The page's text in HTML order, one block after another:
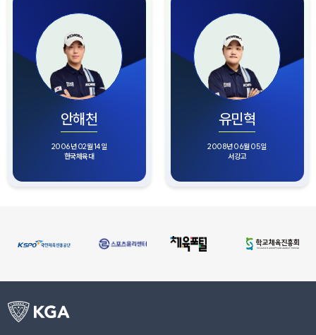
안해천
2006년 02월 14일
한국체육대
유민혁
2008년 06월 05일
서강고